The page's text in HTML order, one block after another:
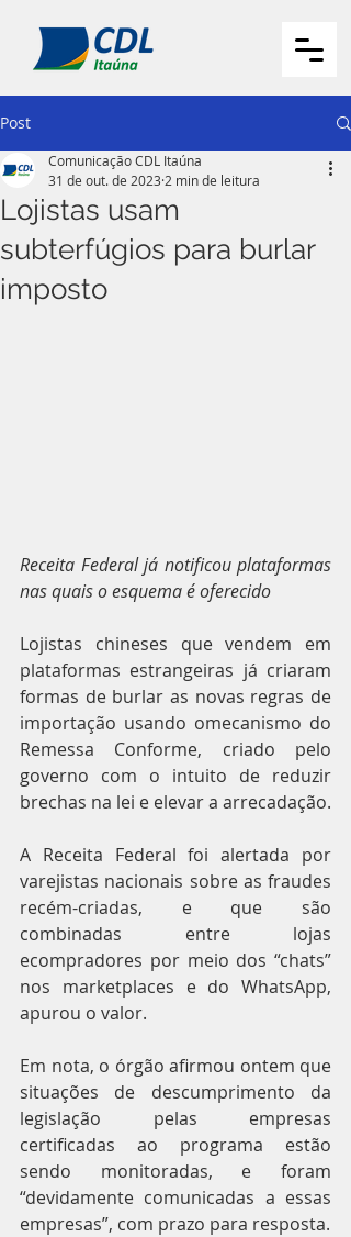
Post
Lojistas usam
subterfúgios para burlar
imposto
Comunicação CDL Itaúna
31 de out. de 2023 2 min de leitura
Receita Federal já notificou plataformas
nas quais o esquema é oferecido
Lojistas chineses que vendem em
plataformas estrangeiras já criaram
formas de burlar as novas regras de
importação usando omecanismo do
Remessa Conforme, criado pelo
governo com o intuito de reduzir
brechas na lei e elevar a arrecadação.
A Receita Federal foi alertada por
varejistas nacionais sobre as fraudes
recém-criadas, e que são
combinadas entre lojas
ecompradores por meio dos “chats”
nos marketplaces e do WhatsApp,
apurou o valor.
Em nota, o órgão afirmou ontem que
situações de descumprimento da
legislação pelas empresas
certificadas ao programa estão
sendo monitoradas, e foram
“devidamente comunicadas a essas
empresas”, com prazo para resposta.